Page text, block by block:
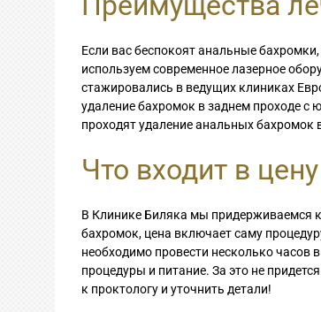
Если вас беспокоят анальные
используем современное лазерное
стажировались в ведущих клиниках
удаление бахромок в заднем проходе с
проходят удаление анальных
Что входит в
В Клинике Биляка мы придерживаемся
бахромок, цена включает саму
необходимо провести несколько
процедуры и питание. За это не
к проктологу и уточнить детали!